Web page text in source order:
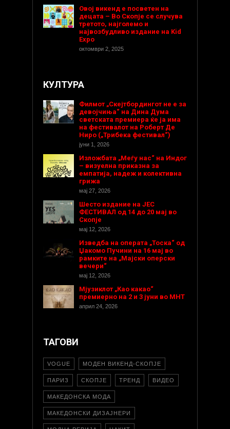
Овој викенд е посветен на
децата – Во Скопје се случува
третото, најголемо и
највозбудливо издание на Kid
Expo
октомври 2, 2025
КУЛТУРА
Филмот „Скејтбордингот не е за
девојчиња“ на Дина Дума
светската премиера ќе ја има
на фестивалот на Роберт Де
Ниро („Трибека фестивал“)
јуни 1, 2026
Изложбата „Меѓу нас“ на Индог
– визуелна приказна за
емпатија, надеж и колективна
грижа
мај 27, 2026
Шесто издание на ЈЕС
ФЕСТИВАЛ од 14 до 20 мај во
Скопје
мај 12, 2026
Изведба на операта „Тоска“ од
Џакомо Пучини на 16 мај во
рамките на „Мајски оперски
вечери“
мај 12, 2026
Мјузиклот „Као какао“
премиерно на 2 и 3 јуни во МНТ
април 24, 2026
ТАГОВИ
VOGUE МОДЕН ВИКЕНД-СКОПЈЕ
ПАРИЗ СКОПЈЕ ТРЕНД ВИДЕО
МАКЕДОНСКА МОДА
МАКЕДОНСКИ ДИЗАЈНЕРИ